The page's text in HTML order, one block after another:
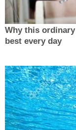
Why this
best every day